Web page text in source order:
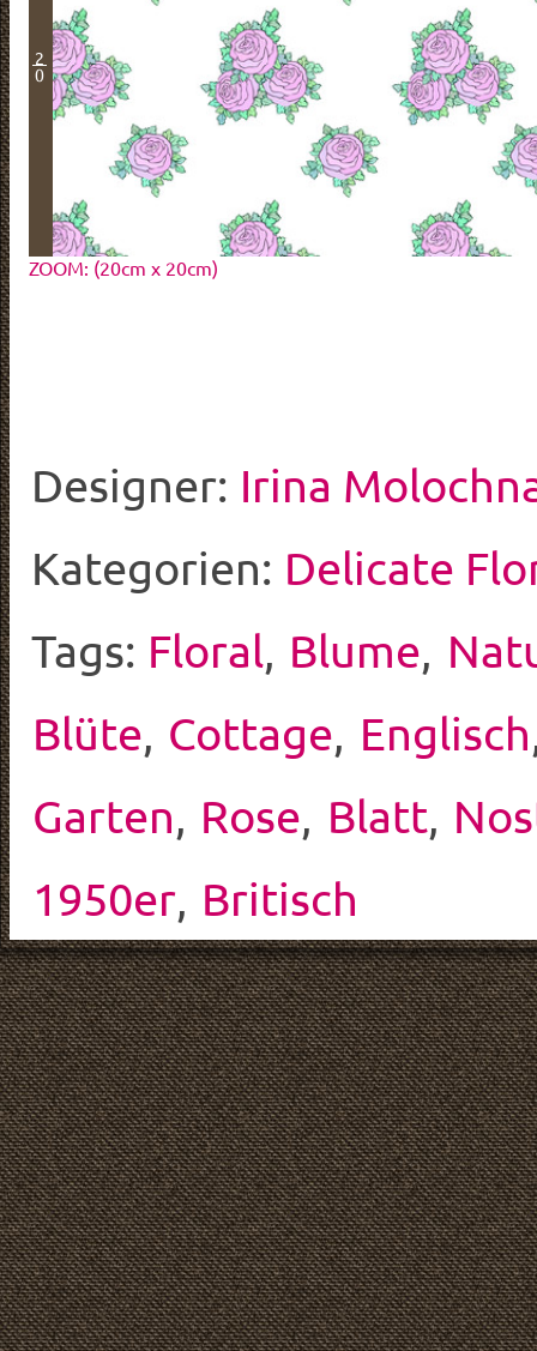
2
0
ZOOM: (20cm x 20cm)
Designer: Irina
Kategorien: Delicate
Tags: Floral, Blume,
Blüte, Cottage, Englisch
Garten, Rose, Blatt,
1950er, Britisch